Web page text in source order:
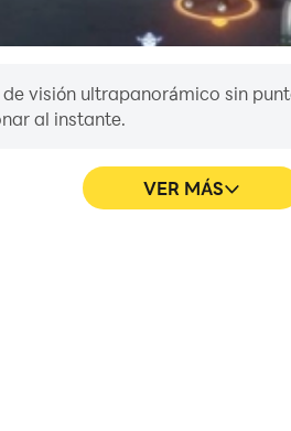
visión ultrapanorámico sin
al instante.
VER MÁS